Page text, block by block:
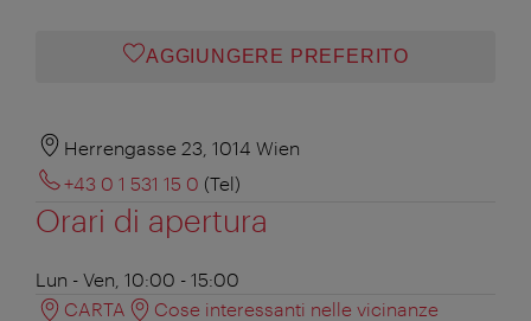
AGGIUNGERE PREFERITO
Herrengasse 23, 1014 Wien
+43 0 1 531 15 0 (Tel)
Orari di apertura
Lun - Ven, 10:00 - 15:00
CARTA
Cose interessanti nelle vicinanze